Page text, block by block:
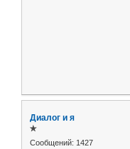
Диалог и я
✯
Сообщений: 1427